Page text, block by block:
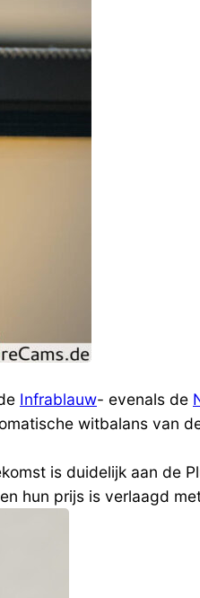
Infrablauw- evenals de
witbalans van
is duidelijk aan de
en hun prijs is verlaagd